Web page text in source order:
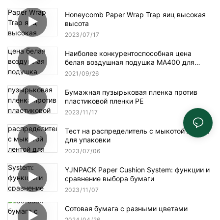
Honeycomb Paper Wrap Trap яиц высокая
высота
2023 07 17
Наиболее конкурентоспособная цена
белая воздушная подушка MA400 для
упаковки
2021 09 26
Бумажная пузырьковая пленка против
пластиковой пленки PE
2023 11 17
Тест на распределитель с мыкотой лентой
для упаковки
2023 07 06
YJNPACK Paper Cushion System: функции и
сравнение выбора бумаги
2023 11 07
Сотовая бумага с разными цветами